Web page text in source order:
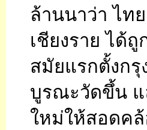
ล้านนาว่า ไท
เชียงราย ได้
สมัยแรกตั้งกรุ
บูรณะวัดขึ้น แ
ใหม่ให้สอดค